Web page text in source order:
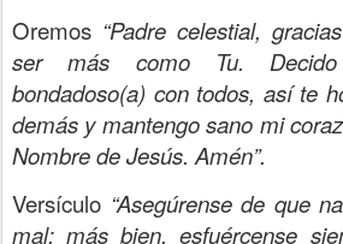
Oremos “Padre celestial,
ser más como Tu.
bondadoso(a) con todos, así te
demás y mantengo sano mi
Nombre de Jesús. Amén”.
Versículo “Asegúrense de que
mal; más bien, esfuércense